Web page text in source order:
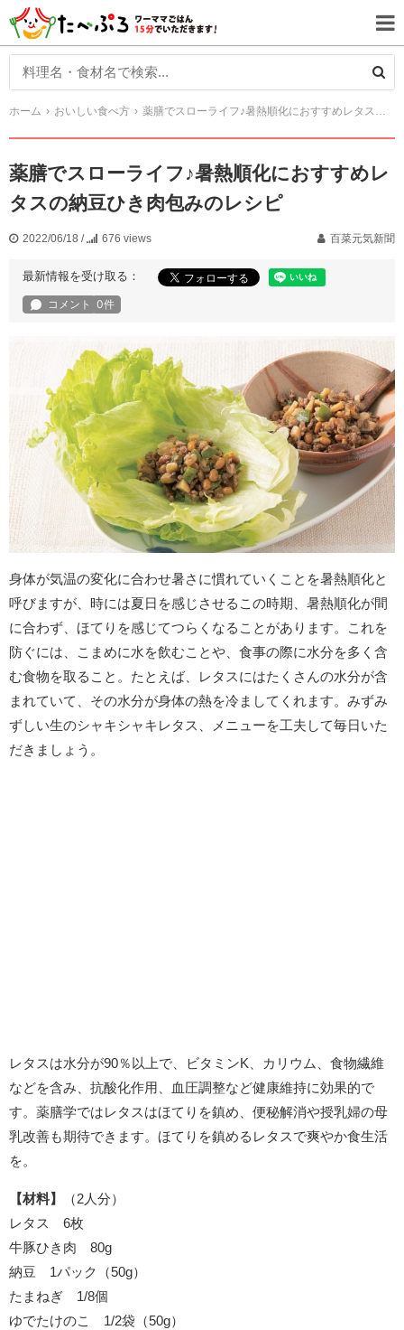
ホーム おいしい食べ方 薬膳でスローライフ♪暑熱順化におすすめレタスの納豆ひき肉包みのレシピ
薬膳でスローライフ♪暑熱順化におすすめレ
タスの納豆ひき肉包みのレシピ
2022/06/18 / 676 views 百菜元気新聞
最新情報を受け取る：
身体が気温の変化に合わせ暑さに慣れていくことを暑熱順化と
呼びますが、時には夏日を感じさせるこの時期、暑熱順化が間
に合わず、ほてりを感じてつらくなることがあります。これを
防ぐには、こまめに水を飲むことや、食事の際に水分を多く含
む食物を取ること。たとえば、レタスにはたくさんの水分が含
まれていて、その水分が身体の熱を冷ましてくれます。みずみ
ずしい生のシャキシャキレタス、メニューを工夫して毎日いた
だきましょう。
レタスは水分が90％以上で、ビタミンK、カリウム、食物繊維
などを含み、抗酸化作用、血圧調整など健康維持に効果的で
す。薬膳学ではレタスはほてりを鎮め、便秘解消や授乳婦の母
乳改善も期待できます。ほてりを鎮めるレタスで爽やか食生活
を。
【材料】
（2人分）
レタス 6枚
牛豚ひき肉 80g
納豆 1パック（50g）
たまねぎ 1/8個
ゆでたけのこ 1/2袋（50g）